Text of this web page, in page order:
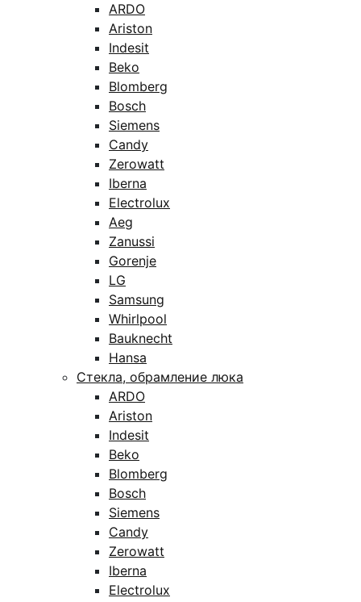
ARDO
Ariston
Indesit
Beko
Blomberg
Bosch
Siemens
Candy
Zerowatt
Iberna
Electrolux
Aeg
Zanussi
Gorenje
LG
Samsung
Whirlpool
Bauknecht
Hansa
Стекла, обрамление люка
ARDO
Ariston
Indesit
Beko
Blomberg
Bosch
Siemens
Candy
Zerowatt
Iberna
Electrolux